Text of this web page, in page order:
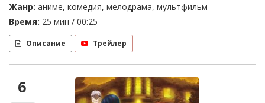
Жанр: аниме, комедия, мелодрама, мультфильм
Время: 25 мин / 00:25
Описание Трейлер
6